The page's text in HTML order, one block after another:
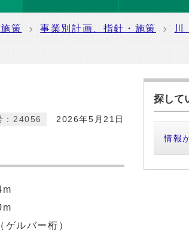
策 事業別計画、指針・施策 川
2026年5月21日
：24056
ゲルバー桁）
探して
情報